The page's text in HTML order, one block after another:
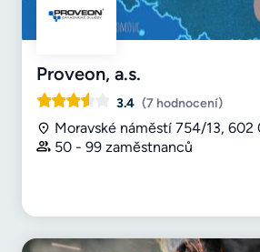
Proveon, a.s.
3.4 (7 hodnocení)
Moravské náměstí 754/13, 602
50 - 99 zaměstnanců